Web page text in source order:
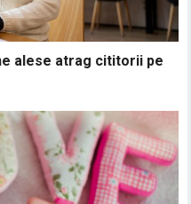
alese atrag cititorii pe